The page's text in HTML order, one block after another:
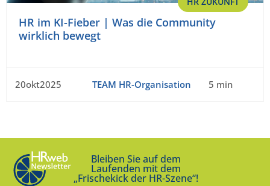
HR im KI-Fieber | Was die Community
wirklich bewegt
20okt2025 TEAM HR-Organisation 5 min
Bleiben Sie auf dem
Laufenden mit dem
„Frischekick der HR-Szene“!